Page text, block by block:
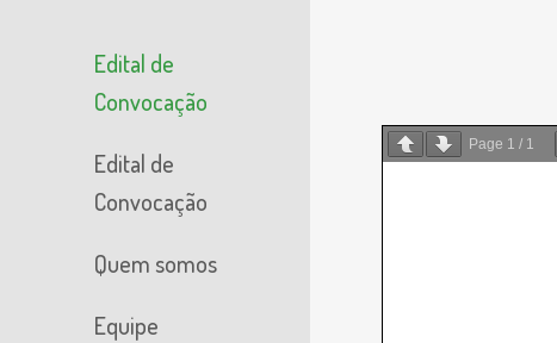
Edital de
Convocação
Edital de
Convocação
Quem somos
Equipe
Page 1 / 1